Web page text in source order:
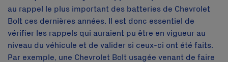
au rappel le plus important des batteries de Chevrolet
Bolt ces dernières années. Il est donc essentiel de
vérifier les rappels qui auraient pu être en vigueur au
niveau du véhicule et de valider si ceux-ci ont été faits.
Par exemple, une Chevrolet Bolt usagée venant de faire